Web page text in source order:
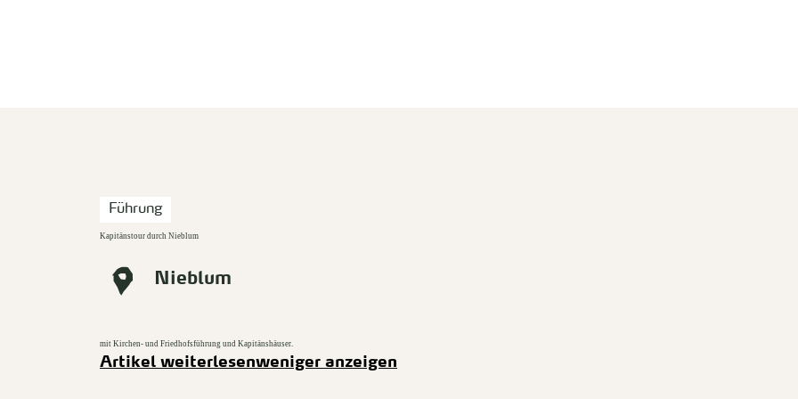
Führung
Kapitänstour durch Nieblum
Nieblum
mit Kirchen- und Friedhofsführung und Kapitänshäuser.
Artikel weiterlesenweniger anzeigen